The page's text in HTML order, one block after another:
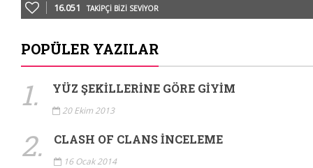
16.051 TAKIPÇI BIZI SEVIYOR
POPÜLER YAZILAR
1. YÜZ ŞEKILLERINE GÖRE GIYIM
20 Ekim 2013
2. CLASH OF CLANS İNCELEME
16 Ocak 2014